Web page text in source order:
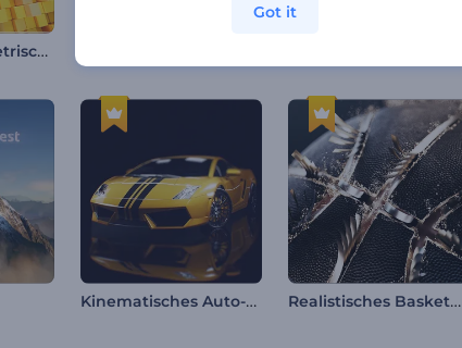
Einfache Geometrische Formen Intro
Kinematisches Auto-Reveal-Intro Realistisches Basketball-Intro
Got it